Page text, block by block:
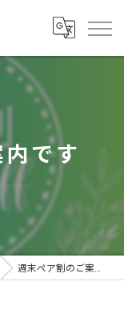
です
週末ペア割のご案内です